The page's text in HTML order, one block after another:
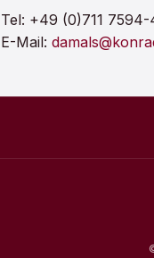
Tel: +49 (0)711
E-Mail: